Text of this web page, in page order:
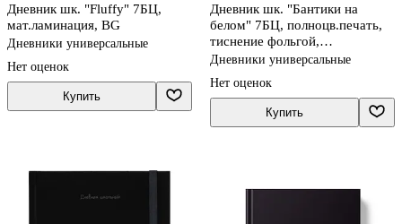
Дневник шк. "Fluffy" 7БЦ,
мат.ламинация, BG
Дневники универсальные
Нет оценок
Купить
Дневник шк. "Бантики на
белом" 7БЦ, полноцв.печать,
тиснение фольгой,
глянц.ламинация, пантон,
Дневники универсальные
Нет оценок
Купить